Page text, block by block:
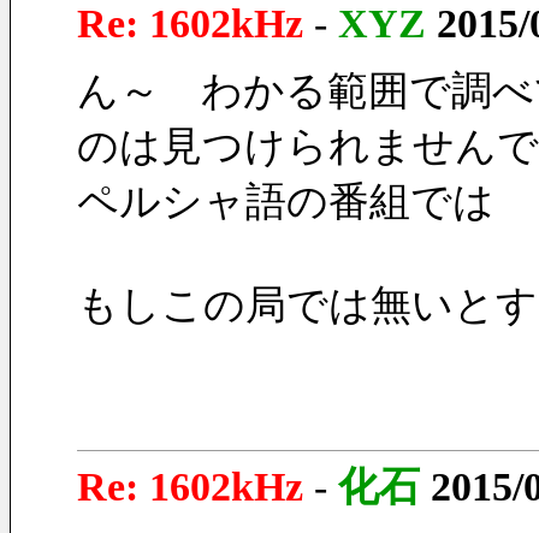
Re: 1602kHz - XYZ
ん～　わかる範囲で調
のは見つけられません
ペルシャ語の番組では
もしこの局では無いと
Re: 1602kHz - 化石